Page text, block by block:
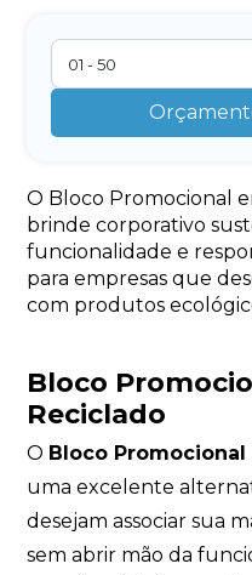
O Bloco Promocional
brinde corporativo
funcionalidade e
para empresas que
com produtos
Bloco
Reciclado
O Bloco
uma excelente
desejam associar sua
sem abrir mão da